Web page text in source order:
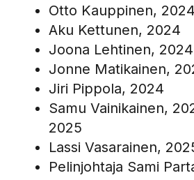
Otto Kauppinen, 2024
Aku Kettunen, 2024
Joona Lehtinen, 2024
Jonne Matikainen,
Jiri Pippola, 2024
Samu Vainikainen,
2025
Lassi Vasarainen,
Pelinjohtaja Sami